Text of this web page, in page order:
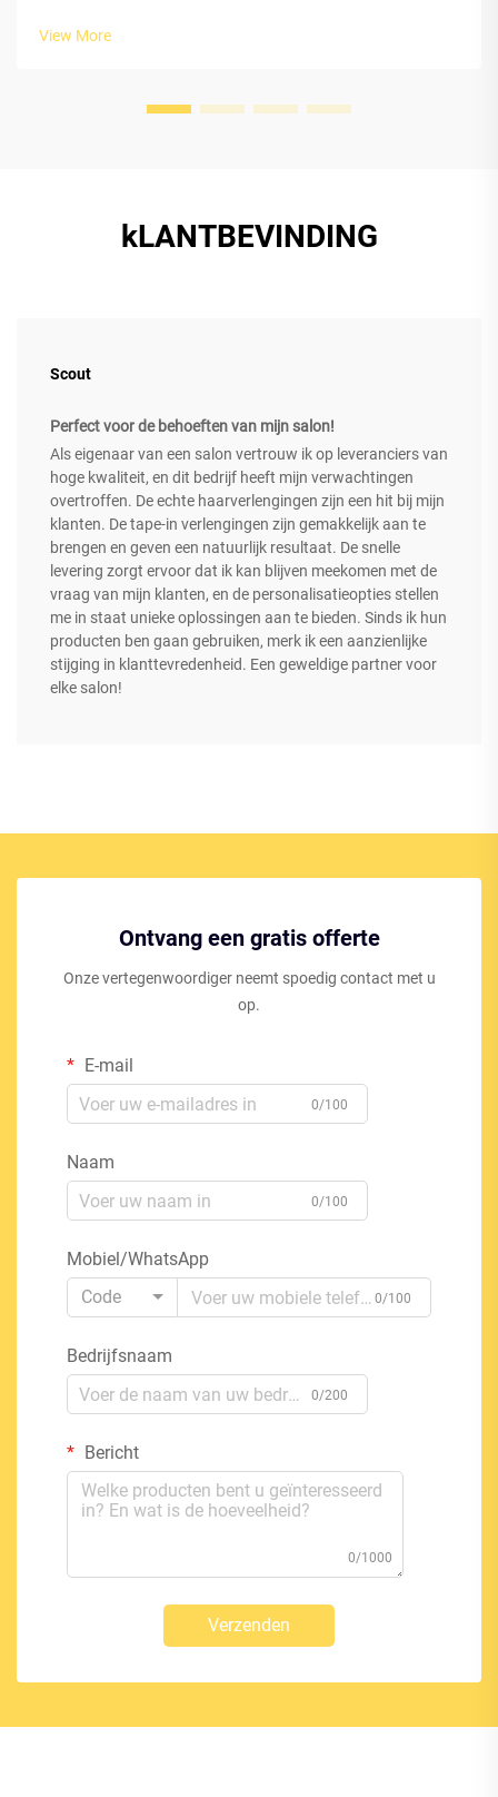
View More
kLANTBEVINDING
Scout
Perfect voor de behoeften van mijn salon!
Als eigenaar van een salon vertrouw ik op leveranciers van
hoge kwaliteit, en dit bedrijf heeft mijn verwachtingen
overtroffen. De echte haarverlengingen zijn een hit bij mijn
klanten. De tape-in verlengingen zijn gemakkelijk aan te
brengen en geven een natuurlijk resultaat. De snelle
levering zorgt ervoor dat ik kan blijven meekomen met de
vraag van mijn klanten, en de personalisatieopties stellen
me in staat unieke oplossingen aan te bieden. Sinds ik hun
producten ben gaan gebruiken, merk ik een aanzienlijke
stijging in klanttevredenheid. Een geweldige partner voor
elke salon!
Ontvang een gratis offerte
Onze vertegenwoordiger neemt spoedig contact met u
op.
E-mail
0/100
Naam
0/100
Mobiel/WhatsApp
Code
0/100
Bedrijfsnaam
0/200
Bericht
0/1000
Verzenden